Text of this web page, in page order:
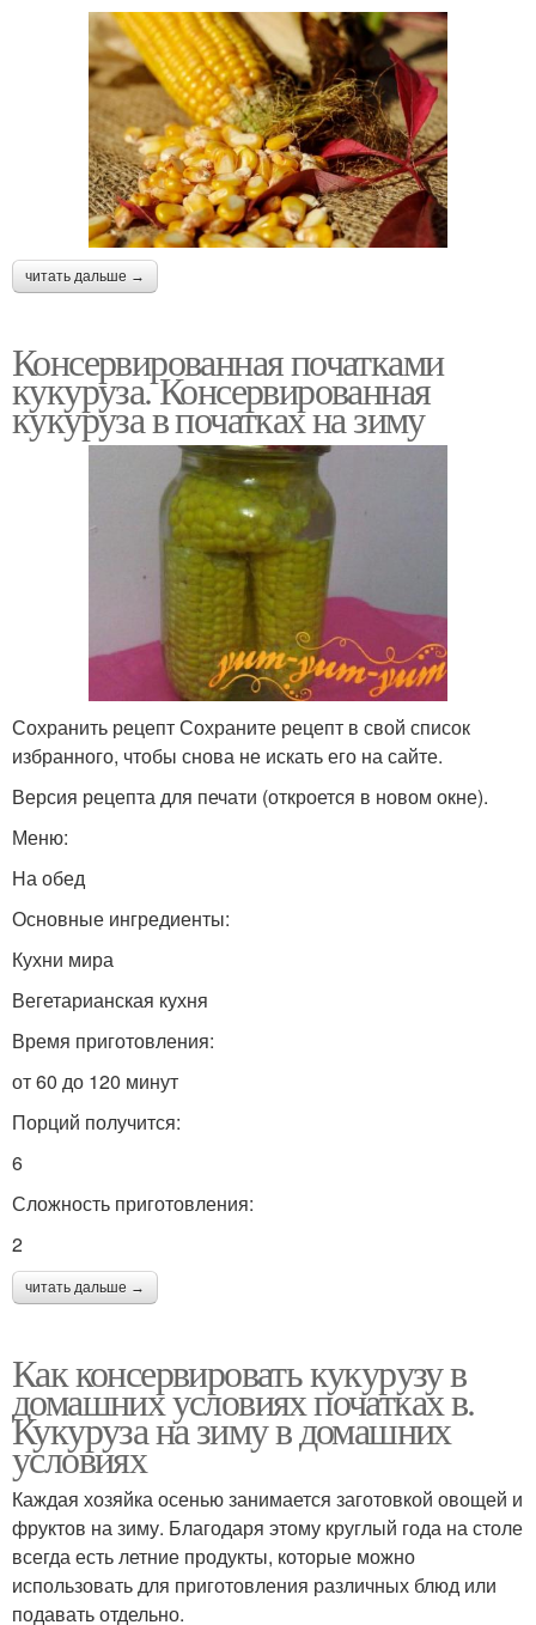
читать дальше →
Консервированная початками
кукуруза. Консервированная
кукуруза в початках на зиму
Сохранить рецепт Сохраните рецепт в свой список
избранного, чтобы снова не искать его на сайте.
Версия рецепта для печати (откроется в новом окне).
Меню:
На обед
Основные ингредиенты:
Кухни мира
Вегетарианская кухня
Время приготовления:
от 60 до 120 минут
Порций получится:
6
Сложность приготовления:
2
читать дальше →
Как консервировать кукурузу в
домашних условиях початках в.
Кукуруза на зиму в домашних
условиях
Каждая хозяйка осенью занимается заготовкой овощей и
фруктов на зиму. Благодаря этому круглый года на столе
всегда есть летние продукты, которые можно
использовать для приготовления различных блюд или
подавать отдельно.